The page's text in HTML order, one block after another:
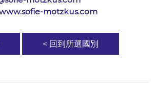
motzkus.com
< 回到所選國別